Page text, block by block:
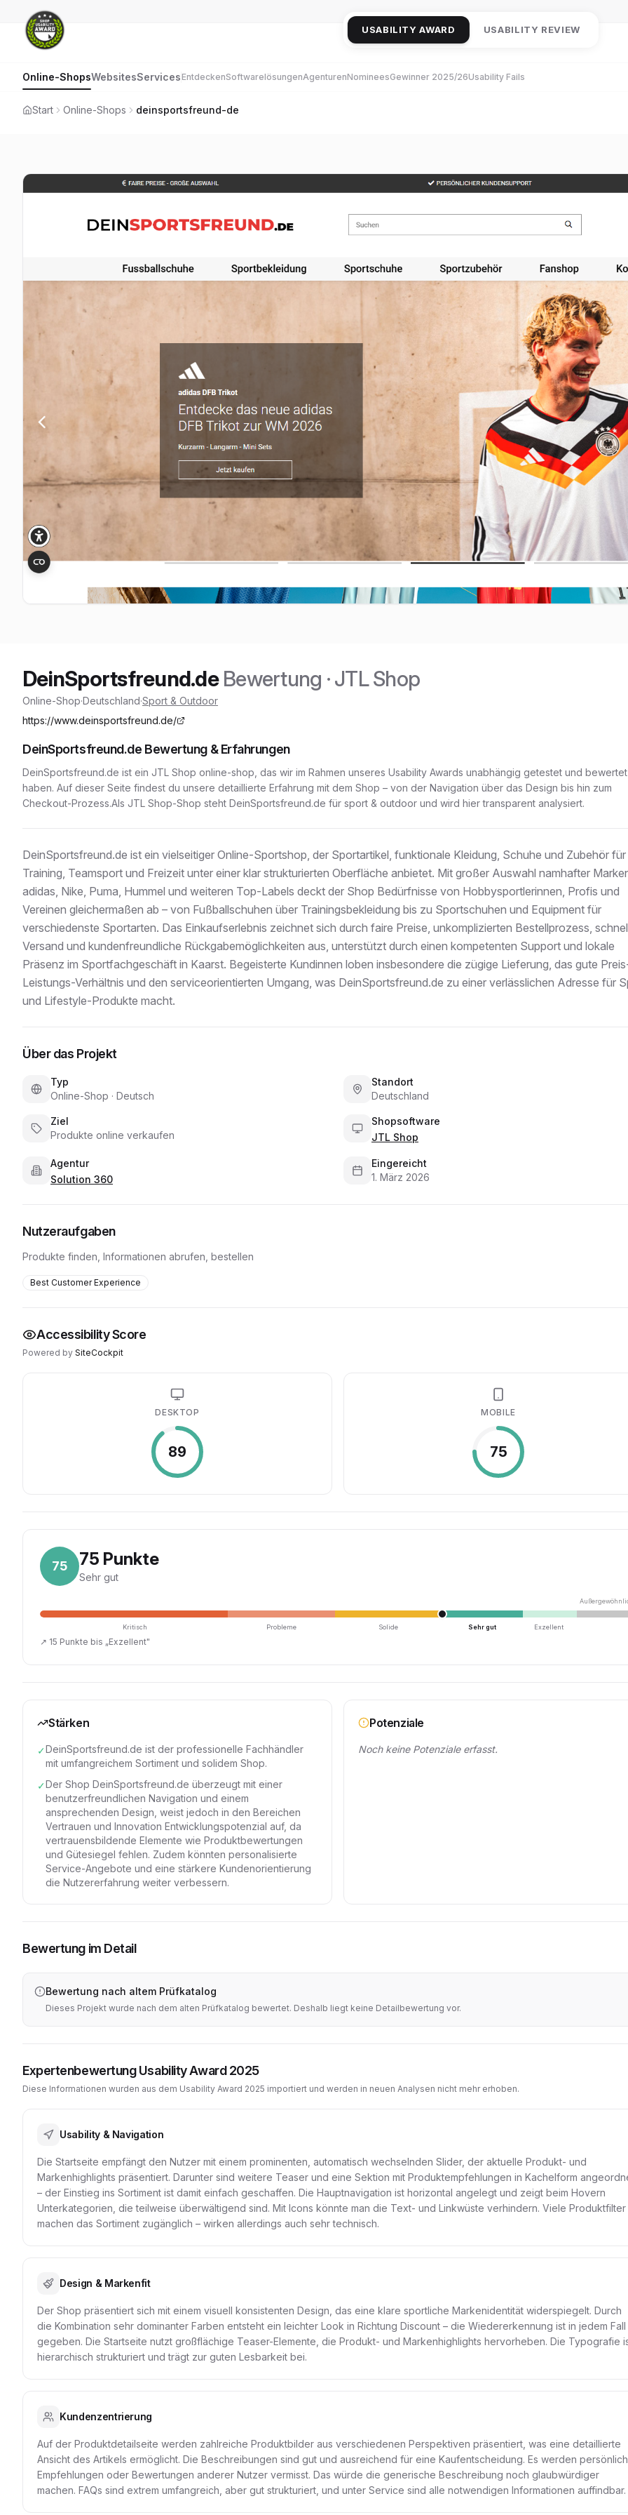
USABILITY AWARD USABILITY REVIEW
Online-ShopsWebsitesServicesEntdeckenSoftwarelösungenAgenturenNomineesGewinner 2025/26Usability Fails
Start Online-Shops deinsportsfreund-de
DeinSportsfreund.deBewertung · JTL Shop
Online-Shop·Deutschland·Sport & Outdoor
https://www.deinsportsfreund.de/
DeinSportsfreund.de Bewertung & Erfahrungen
DeinSportsfreund.de ist ein JTL Shop online-shop , das wir im Rahmen unseres Usability Awards unabhängig getestet und bewertet
haben. Auf dieser Seite findest du unsere detaillierte Erfahrung mit dem Shop – von der Navigation über das Design bis hin zum
Checkout-Prozess.Als JTL Shop-Shop steht DeinSportsfreund.de für sport & outdoor und wird hier transparent analysiert.
DeinSportsfreund.de ist ein vielseitiger Online-Sportshop, der Sportartikel, funktionale Kleidung, Schuhe und Zubehör für
Training, Teamsport und Freizeit unter einer klar strukturierten Oberfläche anbietet. Mit großer Auswahl namhafter
adidas, Nike, Puma, Hummel und weiteren Top-Labels deckt der Shop Bedürfnisse von Hobbysportlerinnen, Profis und
Vereinen gleichermaßen ab – von Fußballschuhen über Trainingsbekleidung bis zu Sportschuhen und Equipment für
verschiedenste Sportarten. Das Einkaufs­erlebnis zeichnet sich durch faire Preise, unkomplizierten Bestellprozess,
Versand und kunden­freundliche Rückgabe­möglichkeiten aus, unterstützt durch einen kompetenten Support und lokale
Präsenz im Sportfachgeschäft in Kaarst. Begeisterte Kundinnen loben insbesondere die zügige Lieferung, das gute
Leistungs-Verhältnis und den serviceorientierten Umgang, was DeinSportsfreund.de zu einer verlässlichen Adresse für
und Lifestyle-Produkte macht.
Über das Projekt
Typ
Online-Shop · Deutsch
Standort
Deutschland
Ziel
Produkte online verkaufen
Shopsoftware
JTL Shop
Agentur
Solution 360
Eingereicht
1. März 2026
Nutzeraufgaben
Produkte finden, Informationen abrufen, bestellen
Best Customer Experience
Accessibility Score
Powered by SiteCockpit
DESKTOP
89
MOBILE
75
75 75 Punkte
Sehr gut
Kritisch Probleme Solide Sehr gut Exzellent
↗ 15 Punkte bis „Exzellent"
Stärken
✓DeinSportsfreund.de ist der professionelle Fachhändler
mit umfangreichem Sortiment und solidem Shop.
✓Der Shop DeinSportsfreund.de überzeugt mit einer
benutzerfreundlichen Navigation und einem
ansprechenden Design, weist jedoch in den Bereichen
Vertrauen und Innovation Entwicklungspotenzial auf, da
vertrauensbildende Elemente wie Produktbewertungen
und Gütesiegel fehlen. Zudem könnten personalisierte
Service-Angebote und eine stärkere Kundenorientierung
die Nutzererfahrung weiter verbessern.
Potenziale
Noch keine Potenziale erfasst.
Bewertung im Detail
Bewertung nach altem Prüfkatalog
Dieses Projekt wurde nach dem alten Prüfkatalog bewertet. Deshalb liegt keine Detailbewertung vor.
Expertenbewertung Usability Award 2025
Diese Informationen wurden aus dem Usability Award 2025 importiert und werden in neuen Analysen nicht mehr erhoben.
Usability & Navigation
Die Startseite empfängt den Nutzer mit einem prominenten, automatisch wechselnden Slider, der aktuelle Produkt- und
Markenhighlights präsentiert. Darunter sind weitere Teaser und eine Sektion mit Produktempfehlungen in Kachelform
– der Einstieg ins Sortiment ist damit einfach geschaffen. Die Hauptnavigation ist horizontal angelegt und zeigt beim Hovern
Unterkategorien, die teilweise überwältigend sind. Mit Icons könnte man die Text- und Linkwüste verhindern. Viele Produktfilter
machen das Sortiment zugänglich – wirken allerdings auch sehr technisch.
Design & Markenfit
Der Shop präsentiert sich mit einem visuell konsistenten Design, das eine klare sportliche Markenidentität widerspiegelt. Durch
die Kombination sehr dominanter Farben entsteht ein leichter Look in Richtung Discount – die Wiedererkennung ist in jedem Fall
gegeben. Die Startseite nutzt großflächige Teaser-Elemente, die Produkt- und Markenhighlights hervorheben. Die Typografie
hierarchisch strukturiert und trägt zur guten Lesbarkeit bei.
Kundenzentrierung
Auf der Produktdetailseite werden zahlreiche Produktbilder aus verschiedenen Perspektiven präsentiert, was eine detaillierte
Ansicht des Artikels ermöglicht. Die Beschreibungen sind gut und ausreichend für eine Kaufentscheidung. Es werden
Empfehlungen oder Bewertungen anderer Nutzer vermisst. Das würde die generische Beschreibung noch glaubwürdiger
machen. FAQs sind extrem umfangreich, aber gut strukturiert, und unter Service sind alle notwendigen Informationen auffindbar.